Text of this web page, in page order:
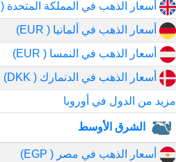
أسعار الذهب في المملكة المتحدة ( GBP)
أسعار الذهب في ألمانيا ( EUR)
أسعار الذهب في النمسا ( EUR)
أسعار الذهب في الدنمارك ( DKK)
مزيد من الدول في أوروبا
الشرق الأوسط
أسعار الذهب في مصر ( EGP)